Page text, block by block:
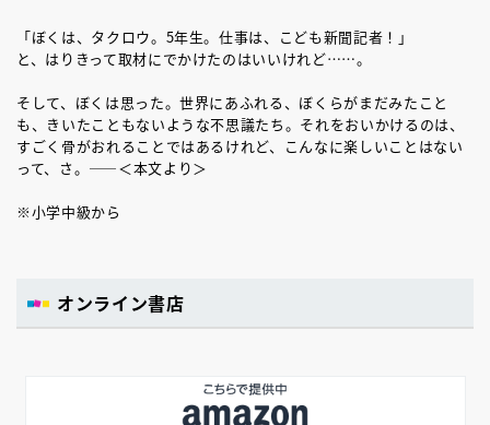
「ぼくは、タクロウ。5年生。仕事は、こども新聞記者！」
と、はりきって取材にでかけたのはいいけれど……。
そして、ぼくは思った。世界にあふれる、ぼくらがまだみたこと
も、きいたこともないような不思議たち。それをおいかけるのは、
すごく骨がおれることではあるけれど、こんなに楽しいことはない
って、さ。――＜本文より＞
※小学中級から
オンライン書店